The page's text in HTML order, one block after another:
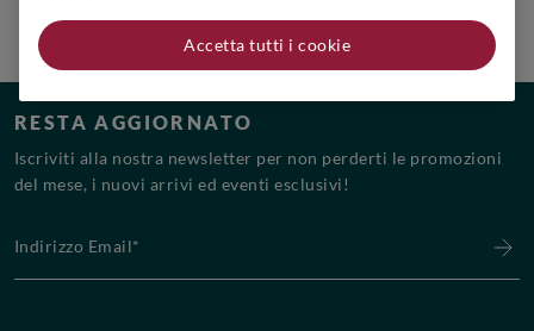
Scopri di più
RESTA AGGIORNATO
Iscriviti alla nostra newsletter per non perderti le promozioni
del mese, i nuovi arrivi ed eventi esclusivi!
Accetta tutti i cookie